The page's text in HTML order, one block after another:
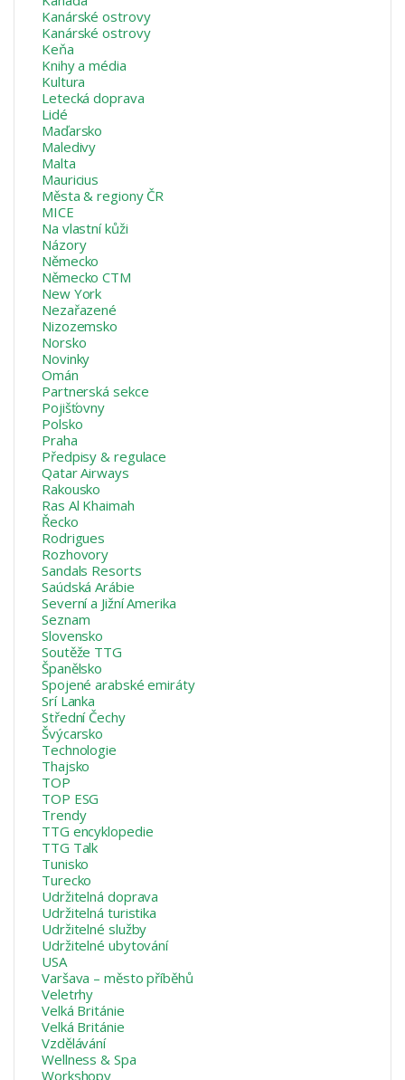
Kanárské ostrovy
Kanárské ostrovy
Keňa
Knihy a média
Kultura
Letecká doprava
Lidé
Maďarsko
Maledivy
Malta
Mauricius
Města & regiony ČR
MICE
Na vlastní kůži
Názory
Německo
Německo CTM
New York
Nezařazené
Nizozemsko
Norsko
Novinky
Omán
Partnerská sekce
Pojišťovny
Polsko
Praha
Předpisy & regulace
Qatar Airways
Rakousko
Ras Al Khaimah
Řecko
Rodrigues
Rozhovory
Sandals Resorts
Saúdská Arábie
Severní a Jižní Amerika
Seznam
Slovensko
Soutěže TTG
Španělsko
Spojené arabské emiráty
Srí Lanka
Střední Čechy
Švýcarsko
Technologie
Thajsko
TOP
TOP ESG
Trendy
TTG encyklopedie
TTG Talk
Tunisko
Turecko
Udržitelná doprava
Udržitelná turistika
Udržitelné služby
Udržitelné ubytování
USA
Varšava – město příběhů
Veletrhy
Velká Británie
Velká Británie
Vzdělávání
Wellness & Spa
Workshopy